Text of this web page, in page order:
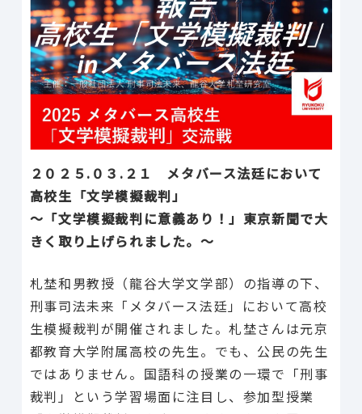
２０２５.０３.２１ メタバース法廷において
高校生「文学模擬裁判」
〜「文学模擬裁判に意義あり！」東京新聞で大
きく取り上げられました。〜
札埜和男教授（龍谷大学文学部）の指導の下、
刑事司法未来「メタバース法廷」において高校
生模擬裁判が開催されました。札埜さんは元京
都教育大学附属高校の先生。でも、公民の先生
ではありません。国語科の授業の一環で「刑事
裁判」という学習場面に注目し、参加型授業